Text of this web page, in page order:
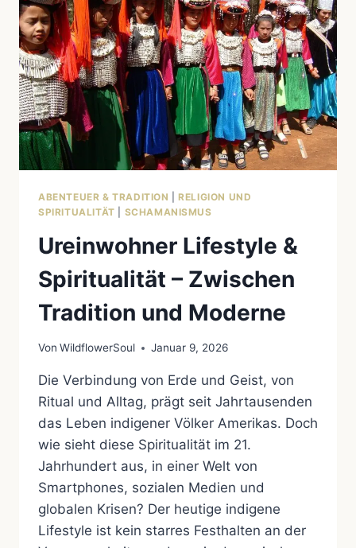
RUHE
&
ACHTSAMKEIT
ABENTEUER & TRADITION |RELIGION UND
SPIRITUALITÄT
SCHAMANISMUS
Ureinwohner Lifestyle &
Spiritualität – Zwischen
Tradition und Moderne
Von WildflowerSoul Januar 9, 2026
Die Verbindung von Erde und Geist, von
Ritual und Alltag, prägt seit Jahrtausenden
das Leben indigener Völker Amerikas. Doch
wie sieht diese Spiritualität im 21.
Jahrhundert aus, in einer Welt von
Smartphones, sozialen Medien und
globalen Krisen? Der heutige indigene
Lifestyle ist kein starres Festhalten an der